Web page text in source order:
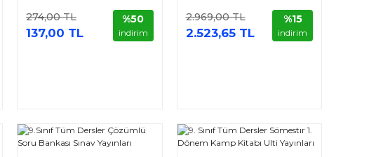
274,00 TL
137,00 TL
%50
indirim
2.969,00 TL
2.523,65 TL
%15
indirim